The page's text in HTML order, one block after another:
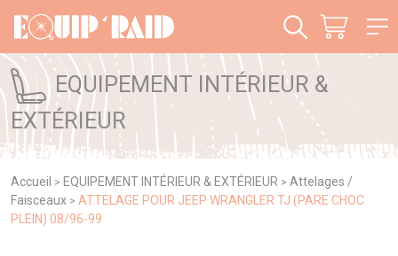
EQUIPEMENT INTÉRIEUR &
EXTÉRIEUR
Accueil > EQUIPEMENT INTÉRIEUR & EXTÉRIEUR > Attelages /
Faisceaux > ATTELAGE POUR JEEP WRANGLER TJ (PARE CHOC
PLEIN) 08/96-99
Panneau de gestion des cookies